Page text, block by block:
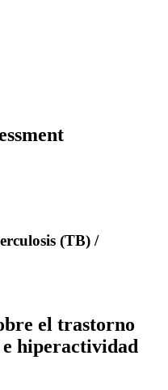
(TB) /
el trastorno
hiperactividad